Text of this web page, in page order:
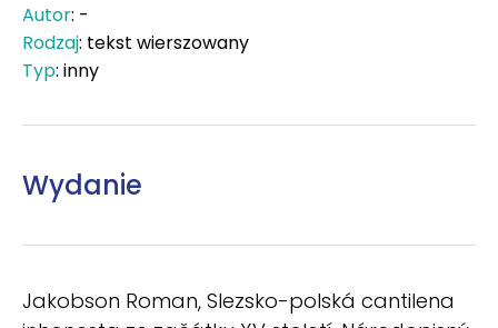
Autor: -
Rodzaj: tekst wierszowany
Typ: inny
Wydanie
Jakobson Roman, Slezsko-polská cantilena